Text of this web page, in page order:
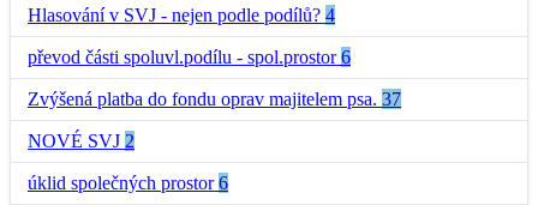
Hlasování v SVJ - nejen podle podílů? 4
převod části spoluvl.podílu - spol.prostor6
Zvýšená platba do fondu oprav majitelem psa. 37
NOVÉ SVJ 2
úklid společných prostor6